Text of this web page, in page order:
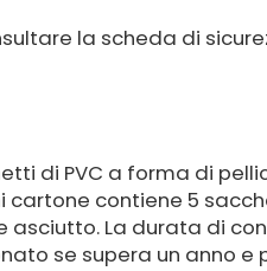
la scheda di
di PVC a forma di
contiene 5
asciutto. La durata di
se supera un anno e